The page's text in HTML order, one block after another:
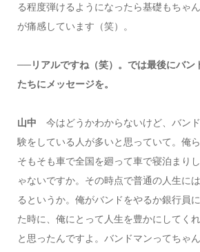
る程度弾けるようになったら基礎もちゃ
が痛感しています（笑）。
──リアルですね（笑）。では最後にバン
たちにメッセージを。
山中 今はどうかわからないけど、バン
験をしている人が多いと思っていて。俺
そもそも車で全国を廻って車で寝泊まり
ゃないですか。その時点で普通の人生に
るというか。俺がバンドをやるか銀行員
た時に、俺にとって人生を豊かにしてく
と思ったんですよ。バンドマンってちゃ